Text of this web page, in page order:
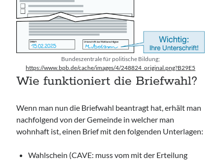
Bundeszentrale für politische Bildung;
https://www.bpb.de/cache/images/4/248824_original.png?B29E5
Wie funktioniert die Briefwahl?
Wenn man nun die Briefwahl beantragt hat, erhält man
nachfolgend von der Gemeinde in welcher man
wohnhaft ist, einen Brief mit den folgenden Unterlagen:
Wahlschein (CAVE: muss vom mit der Erteilung